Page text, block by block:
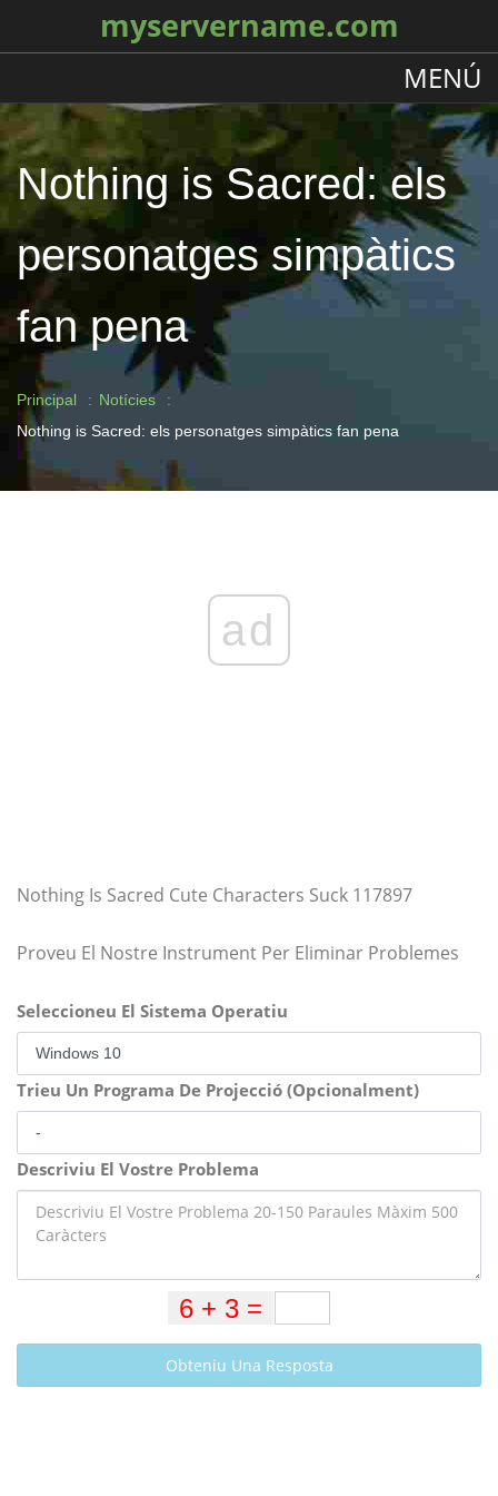
myservername.com
MENÚ
Nothing is Sacred: els
personatges simpàtics
fan pena
Principal
Notícies
Nothing is Sacred: els personatges simpàtics fan pena
ad
Nothing Is Sacred Cute Characters Suck 117897
Proveu El Nostre Instrument Per Eliminar Problemes
Seleccioneu El Sistema Operatiu
Trieu Un Programa De Projecció (Opcionalment)
Descriviu El Vostre Problema
Obteniu Una Resposta